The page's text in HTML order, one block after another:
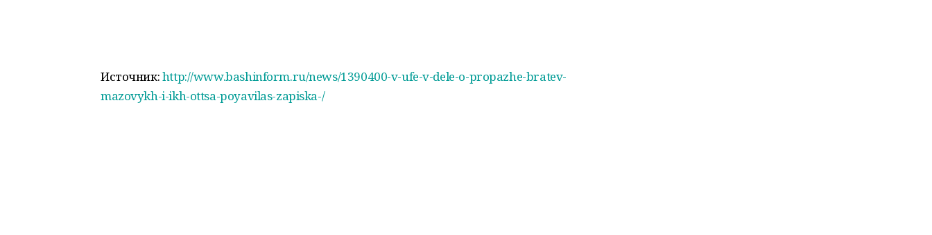
Источник:http://www.bashinform.ru/news/1390400-v-ufe-v-dele-o-propazhe-bratev-
mazovykh-i-ikh-ottsa-poyavilas-zapiska-/